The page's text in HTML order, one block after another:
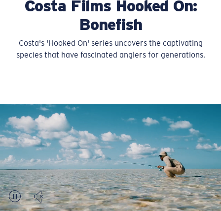
Quantité:
Prix : Gratuit
Quantité:
Costa Films Hooked On:
Bonefish
Costa's 'Hooked On' series uncovers the captivating
species that have fascinated anglers for generations.